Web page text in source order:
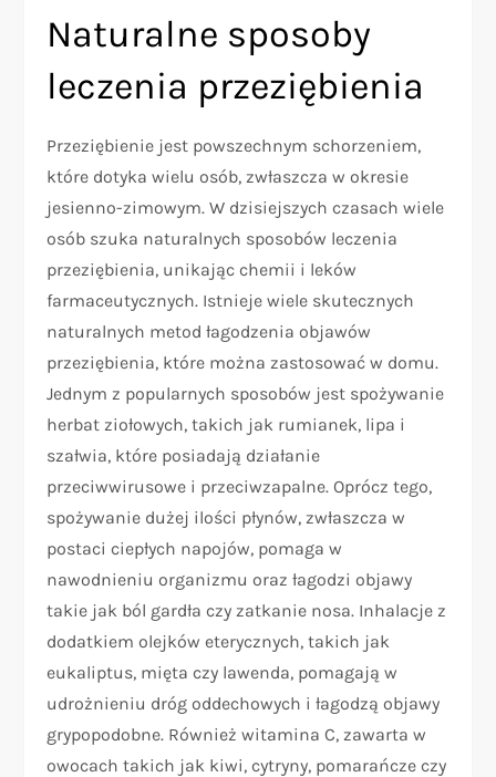
Naturalne sposoby
leczenia przeziębienia
Przeziębienie jest powszechnym schorzeniem,
które dotyka wielu osób, zwłaszcza w okresie
jesienno-zimowym. W dzisiejszych czasach wiele
osób szuka naturalnych sposobów leczenia
przeziębienia, unikając chemii i leków
farmaceutycznych. Istnieje wiele skutecznych
naturalnych metod łagodzenia objawów
przeziębienia, które można zastosować w domu.
Jednym z popularnych sposobów jest spożywanie
herbat ziołowych, takich jak rumianek, lipa i
szałwia, które posiadają działanie
przeciwwirusowe i przeciwzapalne. Oprócz tego,
spożywanie dużej ilości płynów, zwłaszcza w
postaci ciepłych napojów, pomaga w
nawodnieniu organizmu oraz łagodzi objawy
takie jak ból gardła czy zatkanie nosa. Inhalacje z
dodatkiem olejków eterycznych, takich jak
eukaliptus, mięta czy lawenda, pomagają w
udrożnieniu dróg oddechowych i łagodzą objawy
grypopodobne. Również witamina C, zawarta w
owocach takich jak kiwi, cytryny, pomarańcze czy